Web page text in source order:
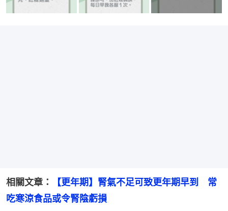
相關文章：
【更年期】腎氣不足可致更年期早到　常
吃寒涼食品或令腎陰虧損